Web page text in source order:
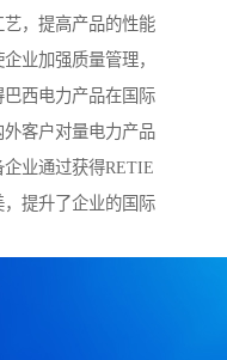
，提高产品的性能
业加强质量管理，
西电力产品在国际
客户对量电力产品
业通过获得RETIE
提升了企业的国际